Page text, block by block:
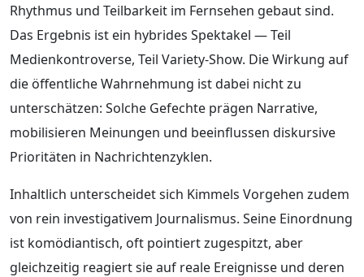
Rhythmus und Teilbarkeit im Fernsehen gebaut sind.
Das Ergebnis ist ein hybrides Spektakel — Teil
Medienkontroverse, Teil Variety-Show. Die Wirkung auf
die öffentliche Wahrnehmung ist dabei nicht zu
unterschätzen: Solche Gefechte prägen Narrative,
mobilisieren Meinungen und beeinflussen diskursive
Prioritäten in Nachrichtenzyklen.
Inhaltlich unterscheidet sich Kimmels Vorgehen zudem
von rein investigativem Journalismus. Seine Einordnung
ist komödiantisch, oft pointiert zugespitzt, aber
gleichzeitig reagiert sie auf reale Ereignisse und deren